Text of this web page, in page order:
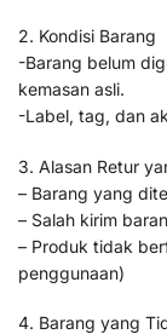
2. Kondisi Barang
-Barang belum
kemasan asli.
-Label, tag, dan
3. Alasan Retur
– Barang yang
– Salah kirim
– Produk tidak
penggunaan)
4. Barang yang